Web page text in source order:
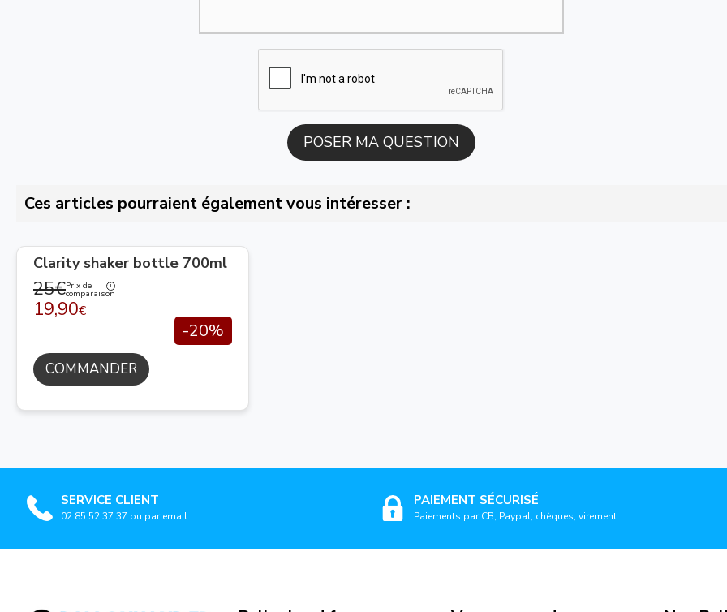
Ces articles pourraient également vous intéresser :
Clarity shaker bottle 700ml
25€Prix de
comparaison
19,90€
-20%
COMMANDER
SERVICE CLIENT
02 85 52 37 37 ou par email
PAIEMENT SÉCURISÉ
Paiements par CB, Paypal, chèques, virement...